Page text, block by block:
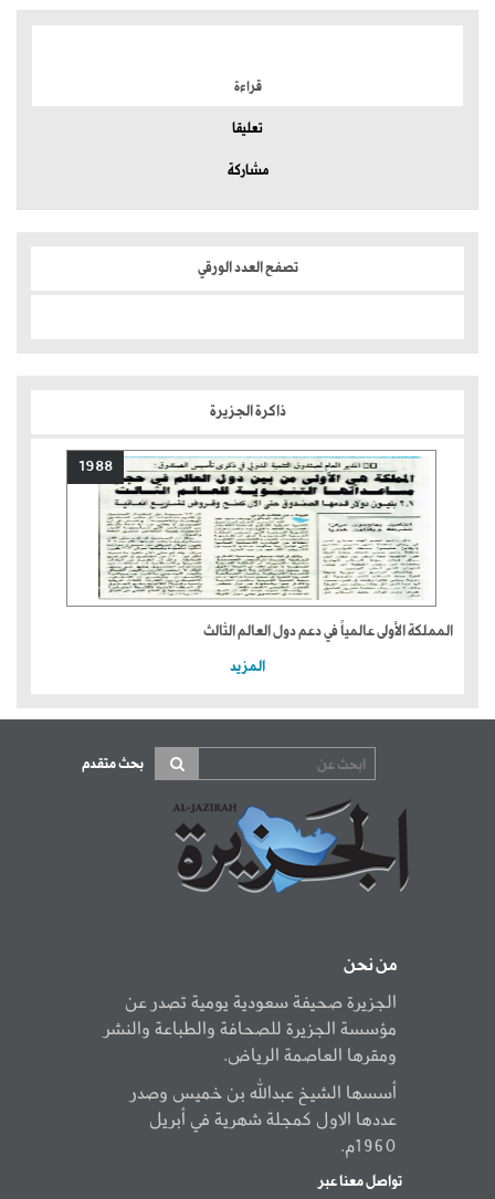
قراءة
تعليقا
مشاركة
تصفح العدد الورقي
ذاكرة الجزيرة
1988
المملكة الأولى عالمياً في دعم دول العالم الثالث
المزيد
بحث متقدم
من نحن
الجزيرة صحيفة سعودية يومية تصدر عن
مؤسسة الجزيرة للصحافة والطباعة والنشر
ومقرها العاصمة الرياض.
أسسها الشيخ عبدالله بن خميس وصدر
عددها الاول كمجلة شهرية في أبريل
1960م.
تواصل معنا عبر